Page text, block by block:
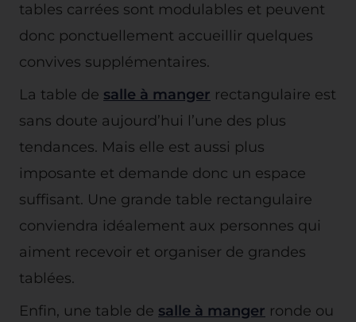
tables carrées sont modulables et peuvent
donc ponctuellement accueillir quelques
convives supplémentaires.
La table de salle à manger rectangulaire est
sans doute aujourd’hui l’une des plus
tendances. Mais elle est aussi plus
imposante et demande donc un espace
suffisant. Une grande table rectangulaire
conviendra idéalement aux personnes qui
aiment recevoir et organiser de grandes
tablées.
Enfin, une table de salle à manger ronde ou